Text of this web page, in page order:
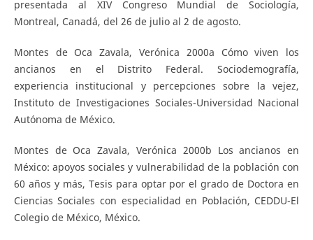
presentada al XIV Congreso Mundial de Sociología,
Montreal, Canadá, del 26 de julio al 2 de agosto.
Montes de Oca Zavala, Verónica 2000a Cómo viven los
ancianos en el Distrito Federal. Sociodemografía,
experiencia institucional y percepciones sobre la vejez,
Instituto de Investigaciones Sociales-Universidad Nacional
Autónoma de México.
Montes de Oca Zavala, Verónica 2000b Los ancianos en
México: apoyos sociales y vulnerabilidad de la población con
60 años y más, Tesis para optar por el grado de Doctora en
Ciencias Sociales con especialidad en Población, CEDDU-El
Colegio de México, México.